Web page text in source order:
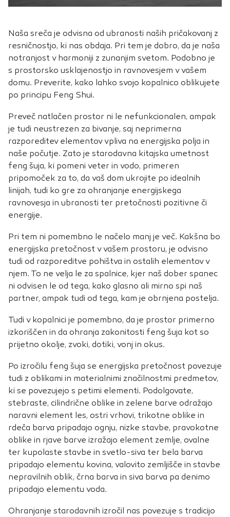
Naša sreča je odvisna od ubranosti naših pričakovanj z
resničnostjo, ki nas obdaja. Pri tem je dobro, da je naša
notranjost v harmoniji z zunanjim svetom. Podobno je
s prostorsko usklajenostjo in ravnovesjem v vašem
domu. Preverite, kako lahko svojo kopalnico oblikujete
po principu Feng Shui.
Preveč natlačen prostor ni le nefunkcionalen, ampak
je tudi neustrezen za bivanje, saj neprimerna
razporeditev elementov vpliva na energijska polja in
naše počutje. Zato je starodavna kitajska umetnost
feng šuja, ki pomeni veter in vodo, primeren
pripomoček za to, da vaš dom ukrojite po idealnih
linijah, tudi ko gre za ohranjanje energijskega
ravnovesja in ubranosti ter pretočnosti pozitivne či
energije.
Pri tem ni pomembno le načelo manj je več. Kakšna bo
energijska pretočnost v vašem prostoru, je odvisno
tudi od razporeditve pohištva in ostalih elementov v
njem. To ne velja le za spalnice, kjer naš dober spanec
ni odvisen le od tega, kako glasno ali mirno spi naš
partner, ampak tudi od tega, kam je obrnjena postelja.
Tudi v kopalnici je pomembno, da je prostor primerno
izkoriščen in da ohranja zakonitosti feng šuja kot so
prijetno okolje, zvoki, dotiki, vonj in okus.
Po izročilu feng šuja se energijska pretočnost povezuje
tudi z oblikami in materialnimi značilnostmi predmetov,
ki se povezujejo s petimi elementi. Podolgovate,
stebraste, cilindrične oblike in zelene barve odražajo
naravni element les, ostri vrhovi, trikotne oblike in
rdeča barva pripadajo ognju, nizke stavbe, pravokotne
oblike in rjave barve izražajo element zemlje, ovalne
ter kupolaste stavbe in svetlo-siva ter bela barva
pripadajo elementu kovina, valovito zemljišče in stavbe
nepravilnih oblik, črna barva in siva barva pa denimo
pripadajo elementu voda.
Ohranjanje starodavnih izročil nas povezuje s tradicijo
piškotkov zavrnete, ne bomo vedeli, kdaj ste obiskali naše
Piškotki za marketing
Te piškotke nastavijo naši oglaševalski partnerji.
Partnerska oglaševalska podjetja jih lahko uporabljajo za
izdelavo profila vaših interesov, ki ga nato uporabijo za
prikazovanje ustreznih oglasov na drugih spletnih mestih.
Pri delu uporabljajo edinstveno prepoznavanje vašega
ne boste deležni našega ciljnega spletnega oglaševanja.
POTRDI MOJE IZBIRE
DOVOLI VSE